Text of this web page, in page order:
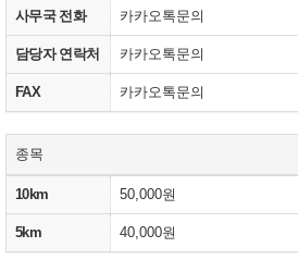
사무국 전화 카카오톡문의
담당자 연락처 카카오톡문의
FAX 카카오톡문의
종목
10km 50,000원
5km 40,000원